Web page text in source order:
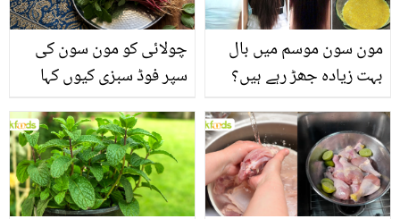
چولائی کو مون سون کی
سپر فوڈ سبزی کیوں کہا
منرلز اور اینٹی آکسیڈنٹس
سے بھرپور اس سبزی کے
فائدے
مون سون موسم میں بال
بہت زیادہ جھڑ رہے ہیں؟
بنانے کے چند قدرتی طریقے